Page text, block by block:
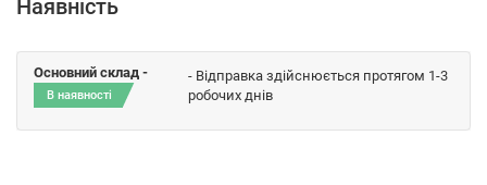
Наявність
Основний склад -
В наявності
- Відправка здійснюється протягом 1-3
робочих днів